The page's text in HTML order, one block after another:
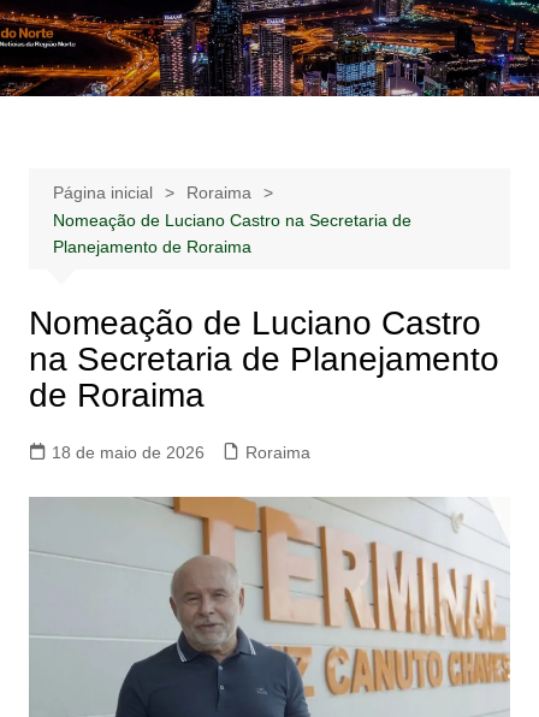
Ir
para
o
Notícias –
Publicidades –
Notícias – Publicidades – Anúncios
Página inicial
Roraima
Nomeação de Luciano Castro na Secretaria de
Planejamento de Roraima
Nomeação de Luciano Castro
na Secretaria de Planejamento
de Roraima
18 de maio de 2026 Roraima